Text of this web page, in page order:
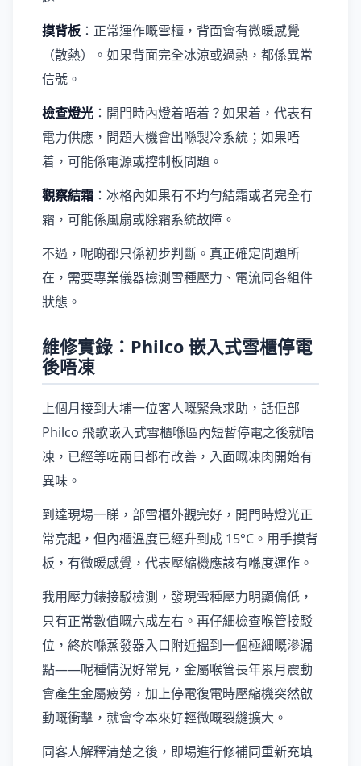
摸背板 ：正常運作嘅雪櫃，背面會有微暖感覺
（散熱）。如果背面完全冰涼或過熱，都係異常
信號。
檢查燈光 ：開門時內燈着唔着？如果着，代表有
電力供應，問題大機會出喺製冷系統；如果唔
着，可能係電源或控制板問題。
觀察結霜 ：冰格內如果有不均勻結霜或者完全冇
霜，可能係風扇或除霜系統故障。
不過，呢啲都只係初步判斷。真正確定問題所
在，需要專業儀器檢測雪種壓力、電流同各組件
狀態。
維修實錄：Philco 嵌入式雪櫃停電
後唔凍
上個月接到大埔一位客人嘅緊急求助，話佢部
Philco 飛歌嵌入式雪櫃喺區內短暫停電之後就唔
凍，已經等咗兩日都冇改善，入面嘅凍肉開始有
異味。
到達現場一睇，部雪櫃外觀完好，開門時燈光正
常亮起，但內櫃溫度已經升到成 15°C。用手摸背
板，有微暖感覺，代表壓縮機應該有喺度運作。
我用壓力錶接駁檢測，發現雪種壓力明顯偏低，
只有正常數值嘅六成左右。再仔細檢查喉管接駁
位，終於喺蒸發器入口附近搵到一個極細嘅滲漏
點——呢種情況好常見，金屬喉管長年累月震動
會產生金屬疲勞，加上停電復電時壓縮機突然啟
動嘅衝擊，就會令本來好輕微嘅裂縫擴大。
同客人解釋清楚之後，即場進行修補同重新充填